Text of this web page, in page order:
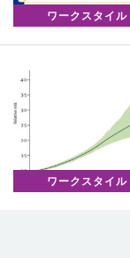
ワークスタイル
ワークスタイル